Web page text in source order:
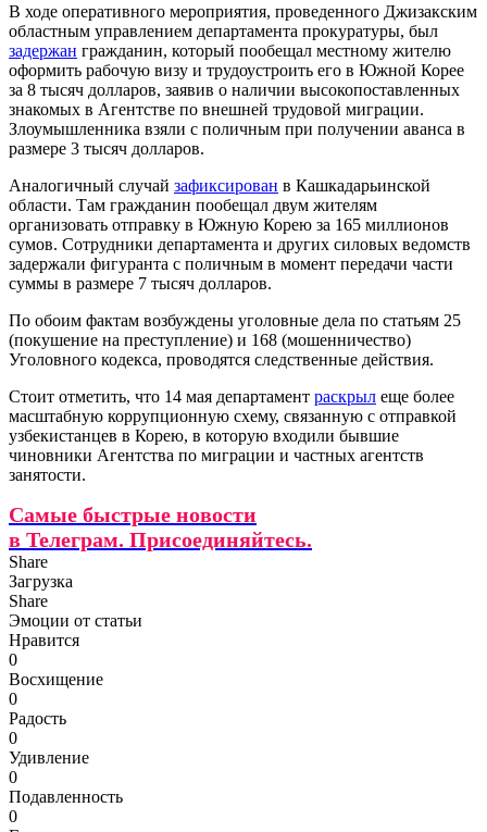
В ходе оперативного мероприятия, проведенного Джизакским
областным управлением департамента прокуратуры, был
задержан гражданин, который пообещал местному жителю
оформить рабочую визу и трудоустроить его в Южной Корее
за 8 тысяч долларов, заявив о наличии высокопоставленных
знакомых в Агентстве по внешней трудовой миграции.
Злоумышленника взяли с поличным при получении аванса в
размере 3 тысяч долларов.
Аналогичный случай зафиксирован в Кашкадарьинской
области. Там гражданин пообещал двум жителям
организовать отправку в Южную Корею за 165 миллионов
сумов. Сотрудники департамента и других силовых ведомств
задержали фигуранта с поличным в момент передачи части
суммы в размере 7 тысяч долларов.
По обоим фактам возбуждены уголовные дела по статьям 25
(покушение на преступление) и 168 (мошенничество)
Уголовного кодекса, проводятся следственные действия.
Стоит отметить, что 14 мая департамент раскрыл еще более
масштабную коррупционную схему, связанную с отправкой
узбекистанцев в Корею, в которую входили бывшие
чиновники Агентства по миграции и частных агентств
занятости.
Самые быстрые новости
в Телеграм. Присоединяйтесь.
Share
Загрузка
Share
Эмоции от статьи
Нравится
0
Восхищение
0
Радость
0
Удивление
0
Подавленность
0